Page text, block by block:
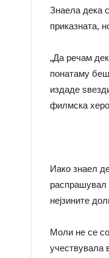
Знаела дека
приказната,
„Да речам
понатаму
издаде
филмска
Иако знаел
распрашувал
нејзините
Моли не се
учествувала